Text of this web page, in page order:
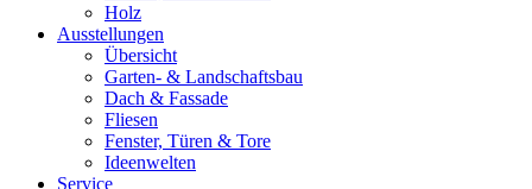
Holz
Ausstellungen
Übersicht
Garten- & Landschaftsbau
Dach & Fassade
Fliesen
Fenster, Türen & Tore
Ideenwelten
Service